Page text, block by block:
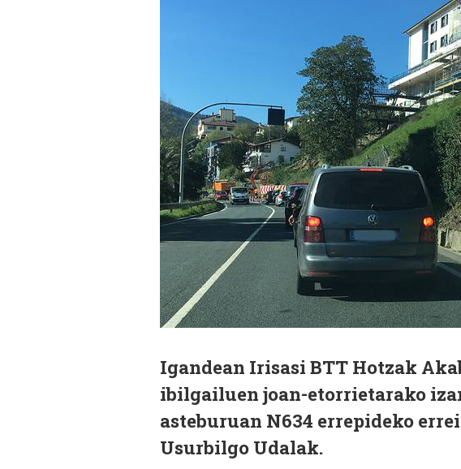
Igandean Irisasi BTT Hotzak
ibilgailuen joan-etorrietarako
asteburuan N634 errepideko
Usurbilgo Udalak.